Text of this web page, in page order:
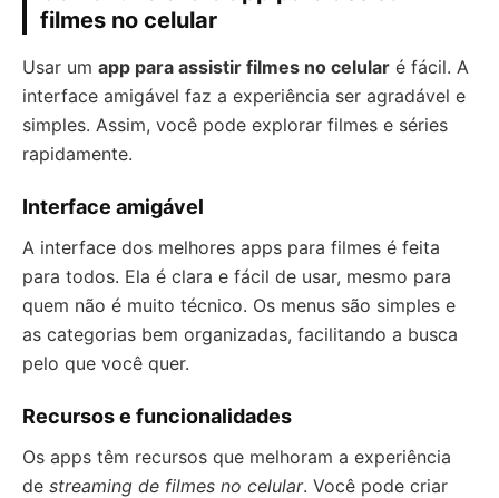
filmes no celular
Usar um app para assistir filmes no celular é fácil. A
interface amigável faz a experiência ser agradável e
simples. Assim, você pode explorar filmes e séries
rapidamente.
Interface amigável
A interface dos melhores apps para filmes é feita
para todos. Ela é clara e fácil de usar, mesmo para
quem não é muito técnico. Os menus são simples e
as categorias bem organizadas, facilitando a busca
pelo que você quer.
Recursos e funcionalidades
Os apps têm recursos que melhoram a experiência
de streaming de filmes no celular. Você pode criar